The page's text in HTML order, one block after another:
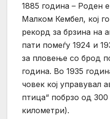
1885 година – Роден
Малком Кембел, кој
рекорд за брзина на
пати помеѓу 1924 и
за пловење со брод
година. Во 1935
човек кој управувал
птица“ побрзо од
километри).